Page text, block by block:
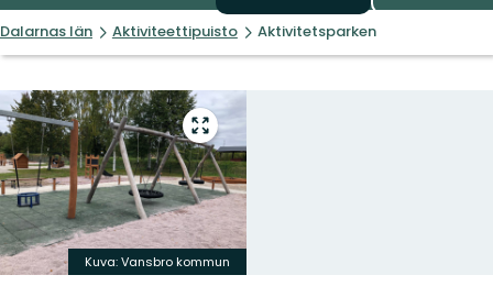
Dalarnas län Aktiviteettipuisto Aktivitetsparken
Siirry
koko
näytön
alueelle
Kuva: Vansbro kommun